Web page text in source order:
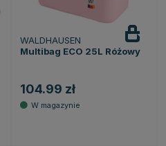
WALDHAUSEN
Multibag ECO 25L Różowy
104.99 zł